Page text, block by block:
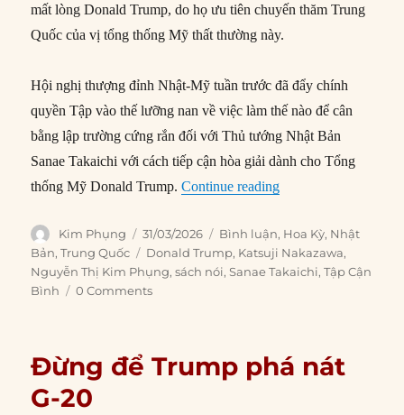
mất lòng Donald Trump, do họ ưu tiên chuyến thăm Trung
Quốc của vị tổng thống Mỹ thất thường này.
Hội nghị thượng đỉnh Nhật-Mỹ tuần trước đã đẩy chính
quyền Tập vào thế lưỡng nan về việc làm thế nào để cân
bằng lập trường cứng rắn đối với Thủ tướng Nhật Bản
Sanae Takaichi với cách tiếp cận hòa giải dành cho Tổng
thống Mỹ Donald Trump. Continue reading“Tập đối mặt với thế
Author
Kim Phụng
Posted
on
31/03/2026 Categories
Bình luận, Hoa Kỳ, Nhật
Bản,Trung Quốc Tags
Donald Trump, Katsuji Nakazawa,
Nguyễn Thị Kim Phụng,sách nói,Sanae Takaichi,Tập Cận
Bình
0 Comments
Đừng để Trump phá nát
G-20